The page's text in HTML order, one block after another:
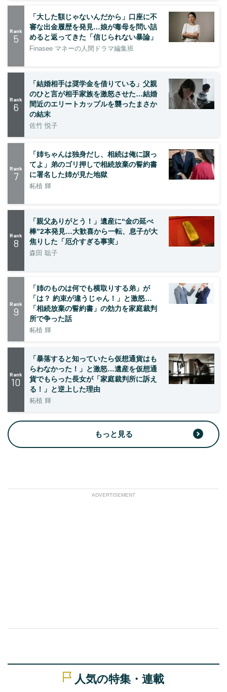
Rank
5
「大した額じゃないんだから」口座に不
審な出金履歴を発見…娘が毒母を問い詰
めると返ってきた「信じられない暴論」
Finasee マネーの人間ドラマ編集班
Rank
6
「結婚相手は奨学金を借りている」父親
のひと言が相手家族を激怒させた…結婚
間近のエリートカップルを襲ったまさか
の結末
佐竹 悦子
Rank
7
「姉ちゃんは独身だし、相続は俺に譲っ
てよ」弟のゴリ押しで相続放棄の誓約書
に署名した姉が見た地獄
柘植 輝
Rank
8
「親父ありがとう！」遺産に“金の延べ
棒”2本発見…大歓喜から一転、息子が大
焦りした「厄介すぎる事実」
森田 聡子
Rank
9
「姉のものは何でも横取りする弟」が
「は？ 約束が違うじゃん！」と激怒…
「相続放棄の誓約書」の効力を家庭裁判
所で争った話
柘植 輝
Rank
10
「暴落すると知っていたら仮想通貨はも
らわなかった！」と激怒…遺産を仮想通
貨でもらった長女が「家庭裁判所に訴え
る！」と逆上した理由
柘植 輝
もっと見る
ADVERTISEMENT
人気の特集・連載